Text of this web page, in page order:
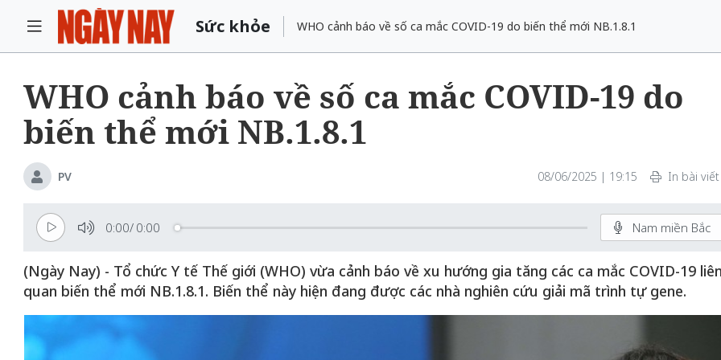
Sức khỏe WHO cảnh báo về số ca mắc COVID-19 do biến thể mới NB.1.8.1
WHO cảnh báo về số ca mắc COVID-19 do
biến thể mới NB.1.8.1
PV 08/06/2025 | 19:15 In bài viết
0:00/ 0:00 Nam miền Bắc
(Ngày Nay) - Tổ chức Y tế Thế giới (WHO) vừa cảnh báo về xu hướng gia tăng các ca mắc COVID-19
quan biến thể mới NB.1.8.1. Biến thể này hiện đang được các nhà nghiên cứu giải mã trình tự gene.